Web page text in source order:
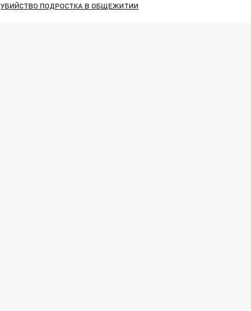
УБИЙСТВО ПОДРОСТКА В ОБЩЕЖИТИИ